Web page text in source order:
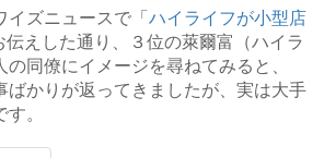
ズニュースで「ハイライフが小型店
伝えした通り、３位の萊爾富（ハイラ
同僚にイメージを尋ねてみると、
ばかりが返ってきましたが、実は大手
。